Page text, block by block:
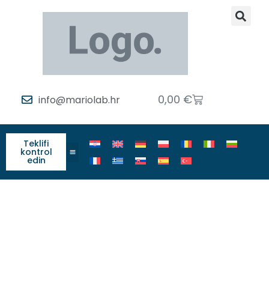
info@mariolab.hr 0,00 €
Teklifi
kontrol
edin